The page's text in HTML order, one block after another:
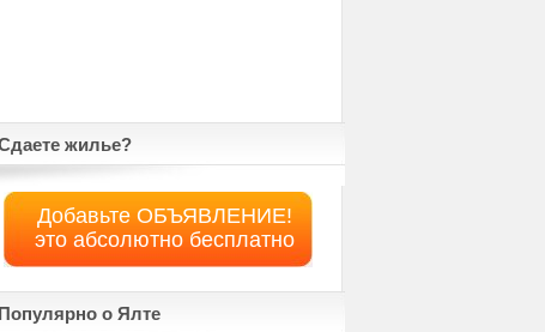
жилье?
Добавьте ОБЪЯВЛЕНИЕ!
это абсолютно бесплатно
Популярно о Ялте